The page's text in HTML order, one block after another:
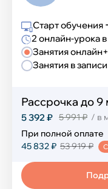
Занятия
Занятия в записи
Старт обучения
2 онлайн-урока
Рассрочка до 9
5 392 ₽ 5 991 ₽ / в
При полной оплате
45 832 ₽ 53 919 ₽